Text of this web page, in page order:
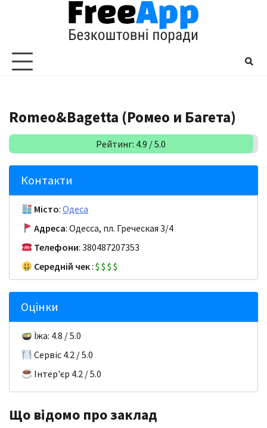
Romeo&Bagetta (Ромео и Багета)
Рейтинг: 4.9 / 5.0
Контакти
Місто:Одеса
Адреса: Одесса, пл. Греческая 3/4
Телефони: 380487207353
Середній чек:$ $ $ $
Оцінки
Їжа: 4.8 / 5.0
Сервіс 4.2 / 5.0
Інтер'єр 4.2 / 5.0
Що відомо про заклад